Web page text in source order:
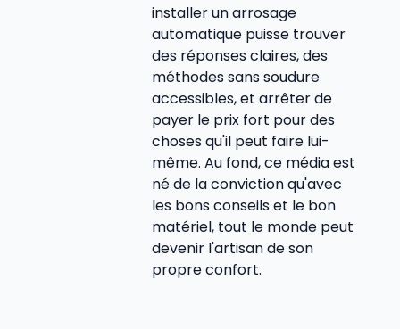
installer un arrosage
automatique puisse trouver
des réponses claires, des
méthodes sans soudure
accessibles, et arrêter de
payer le prix fort pour des
choses qu'il peut faire lui-
même. Au fond, ce média est
né de la conviction qu'avec
les bons conseils et le bon
matériel, tout le monde peut
devenir l'artisan de son
propre confort.